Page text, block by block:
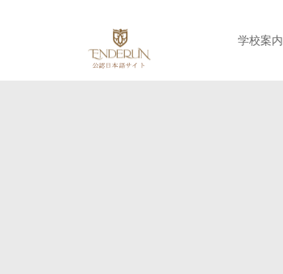
学校案内